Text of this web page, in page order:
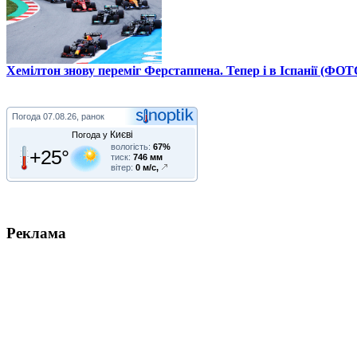
Хемілтон знову переміг Ферстаппена. Тепер і в Іспанії
Погода 07.08.26, ранок
Погода у Києві
+25° вологість: 67%
тиск: 746 мм
вітер: 0 м/с,
Реклама